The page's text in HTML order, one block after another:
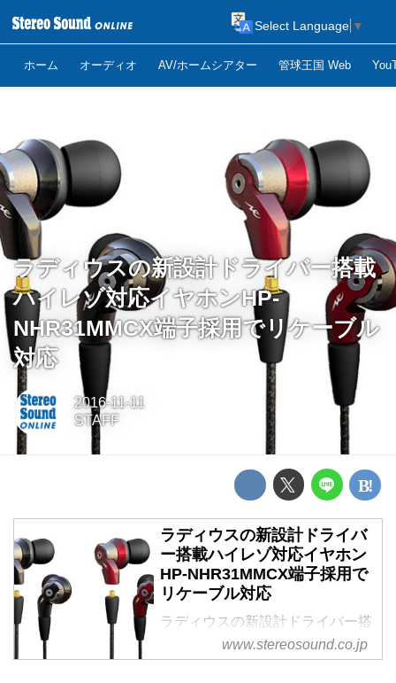
ホーム オーディオ AV/ホームシアター 管球王国 Web
Select Language ▼
ラディウスの新設計ドライバー搭載
ハイレゾ対応イヤホンHP-
NHR31MMCX端子採用でリケーブル
対応
2016-11-11
STAFF
ラディウスの新設計ドライバ
ー搭載ハイレゾ対応イヤホン
HP-NHR31MMCX端子採用で
リケーブル対応
ラディウスの新設計ドライバー搭
載ハイレゾ対応イヤホン「HP-
NHR31」
www.stereosound.co.jp